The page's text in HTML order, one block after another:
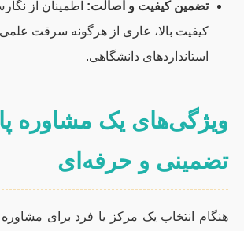
تضمین کیفیت و اصالت: اطمینان از
کیفیت بالا، عاری از هرگونه سرقت
استانداردهای دانشگاهی.
ویژگی‌های یک مشاوره
تضمینی و حرفه‌ای
هنگام انتخاب یک مرکز یا فرد برای مشاوره